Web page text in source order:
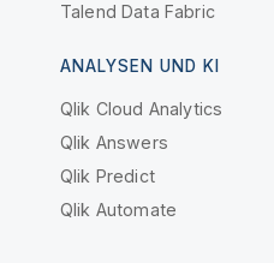
Talend Data Fabric
ANALYSEN UND KI
Qlik Cloud Analytics
Qlik Answers
Qlik Predict
Qlik Automate